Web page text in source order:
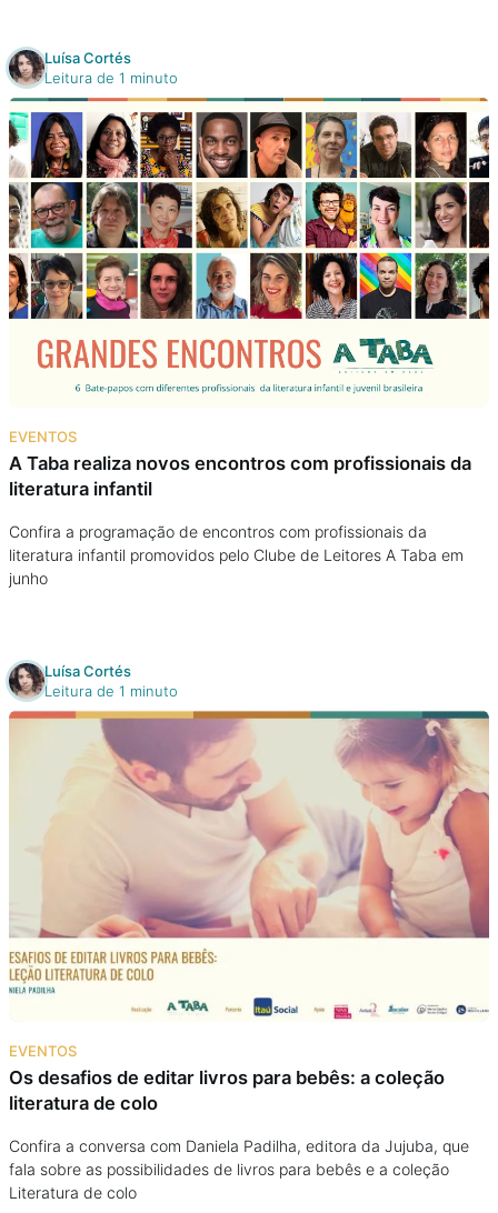
Luísa Cortés
Leitura de 1 minuto
EVENTOS
A Taba realiza novos encontros com profissionais da
literatura infantil
Confira a programação de encontros com profissionais da
literatura infantil promovidos pelo Clube de Leitores A Taba em
junho
Luísa Cortés
Leitura de 1 minuto
EVENTOS
Os desafios de editar livros para bebês: a coleção
literatura de colo
Confira a conversa com Daniela Padilha, editora da Jujuba, que
fala sobre as possibilidades de livros para bebês e a coleção
Literatura de colo